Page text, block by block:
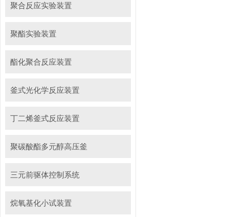
聚合反应实验装置
聚酯实验装置
酯化聚合反应装置
釜式光化学反应装置
丁二烯釜式反应装置
聚碳酸酯多元醇高压釜
三元前驱体控制系统
烷氧基化小试装置